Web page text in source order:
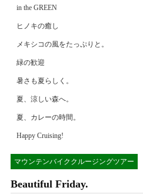
in the GREEN
ヒノキの癒し
メキシコの風をたっぷりと。
緑の歓迎
暑さも夏らしく。
夏、涼しい森へ。
夏、カレーの時間。
Happy Cruising!
マウンテンバイククルージングツアー
Beautiful Friday.